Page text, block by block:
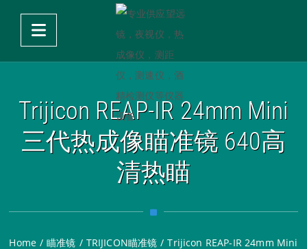
Trijicon REAP-IR 24mm Mini
三代热成像瞄准镜 640高
清热瞄
Home / 瞄准镜 / TRIJICON瞄准镜 / Trijicon REAP-IR 24mm Mini